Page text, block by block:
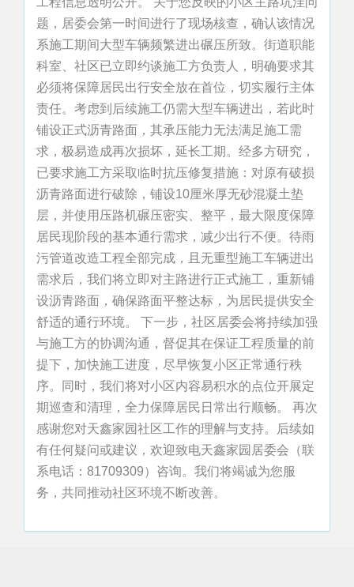
题，居委会第一时间进行了现场核查，确认该情况
系施工期间大型车辆频繁进出碾压所致。街道职能
科室、社区已立即约谈施工方负责人，明确要求其
必须将保障居民出行安全放在首位，切实履行主体
责任。考虑到后续施工仍需大型车辆进出，若此时
铺设正式沥青路面，其承压能力无法满足施工需
求，极易造成再次损坏，延长工期。经多方研究，
已要求施工方采取临时抗压修复措施：对原有破损
沥青路面进行破除，铺设10厘米厚无砂混凝土垫
层，并使用压路机碾压密实、整平，最大限度保障
居民现阶段的基本通行需求，减少出行不便。待雨
污管道改造工程全部完成，且无重型施工车辆进出
需求后，我们将立即对主路进行正式施工，重新铺
设沥青路面，确保路面平整达标，为居民提供安全
舒适的通行环境。 下一步，社区居委会将持续加强
与施工方的协调沟通，督促其在保证工程质量的前
提下，加快施工进度，尽早恢复小区正常通行秩
序。同时，我们将对小区内容易积水的点位开展定
期巡查和清理，全力保障居民日常出行顺畅。 再次
感谢您对天鑫家园社区工作的理解与支持。后续如
有任何疑问或建议，欢迎致电天鑫家园居委会（联
系电话：81709309）咨询。我们将竭诚为您服
务，共同推动社区环境不断改善。